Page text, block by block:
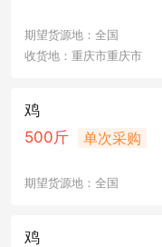
期望货源地：全国
收货地：重庆市重庆市
鸡
500斤 单次采购
期望货源地：全国
鸡